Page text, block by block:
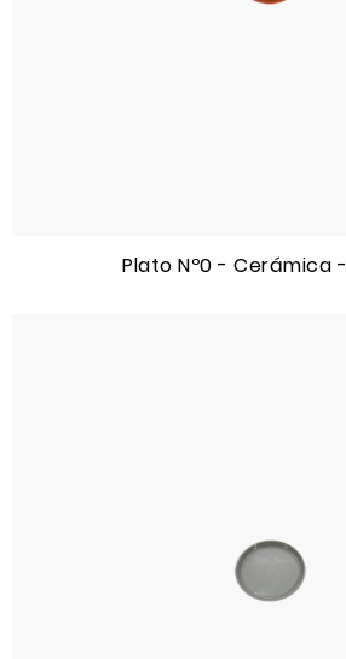
Plato Nº0 - Cerámica